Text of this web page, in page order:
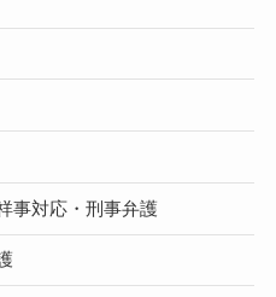
事対応・刑事弁護